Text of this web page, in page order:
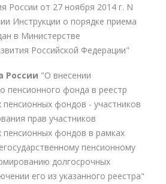
России от 27 ноября 2014 г. N
Инструкции о порядке приема
в Министерстве
Российской Федерации"
России "О внесении
пенсионного фонда в реестр
пенсионных фондов - участников
прав участников
пенсионных фондов в рамках
пенсионному
долгосрочных
его из указанного реестра"